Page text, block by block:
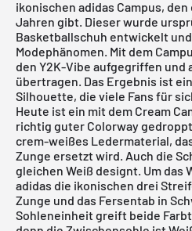
ikonischen adidas Campus,
Jahren gibt. Dieser wurde
Basketballschuh entwickelt
Modephänomen. Mit dem
den Y2K-Vibe aufgegriffen und
übertragen. Das Ergebnis ist
Silhouette, die viele Fans für
Heute ist ein mit dem Cream
richtig guter Colorway
crem-weißes Ledermaterial,
Zunge ersetzt wird. Auch die
gleichen Weiß designt. Um das
adidas die ikonischen drei
Zunge und das Fersentab in
Sohleneinheit greift beide